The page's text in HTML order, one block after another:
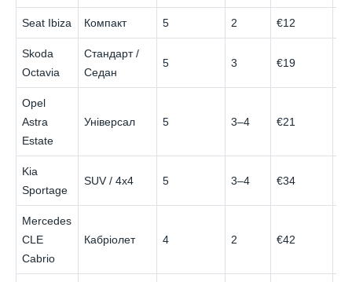
Seat Ibiza Компакт 5 2 €12
Skoda
Octavia
Стандарт /
Седан
5 3 €19
Opel
Astra
Estate
Універсал 5 3–4 €21
Kia
Sportage
SUV / 4x4 5 3–4 €34
Mercedes
CLE
Cabrio
Кабріолет 4 2 €42